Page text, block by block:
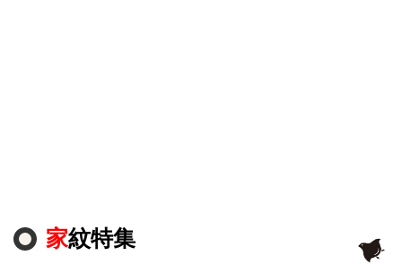
家紋特集